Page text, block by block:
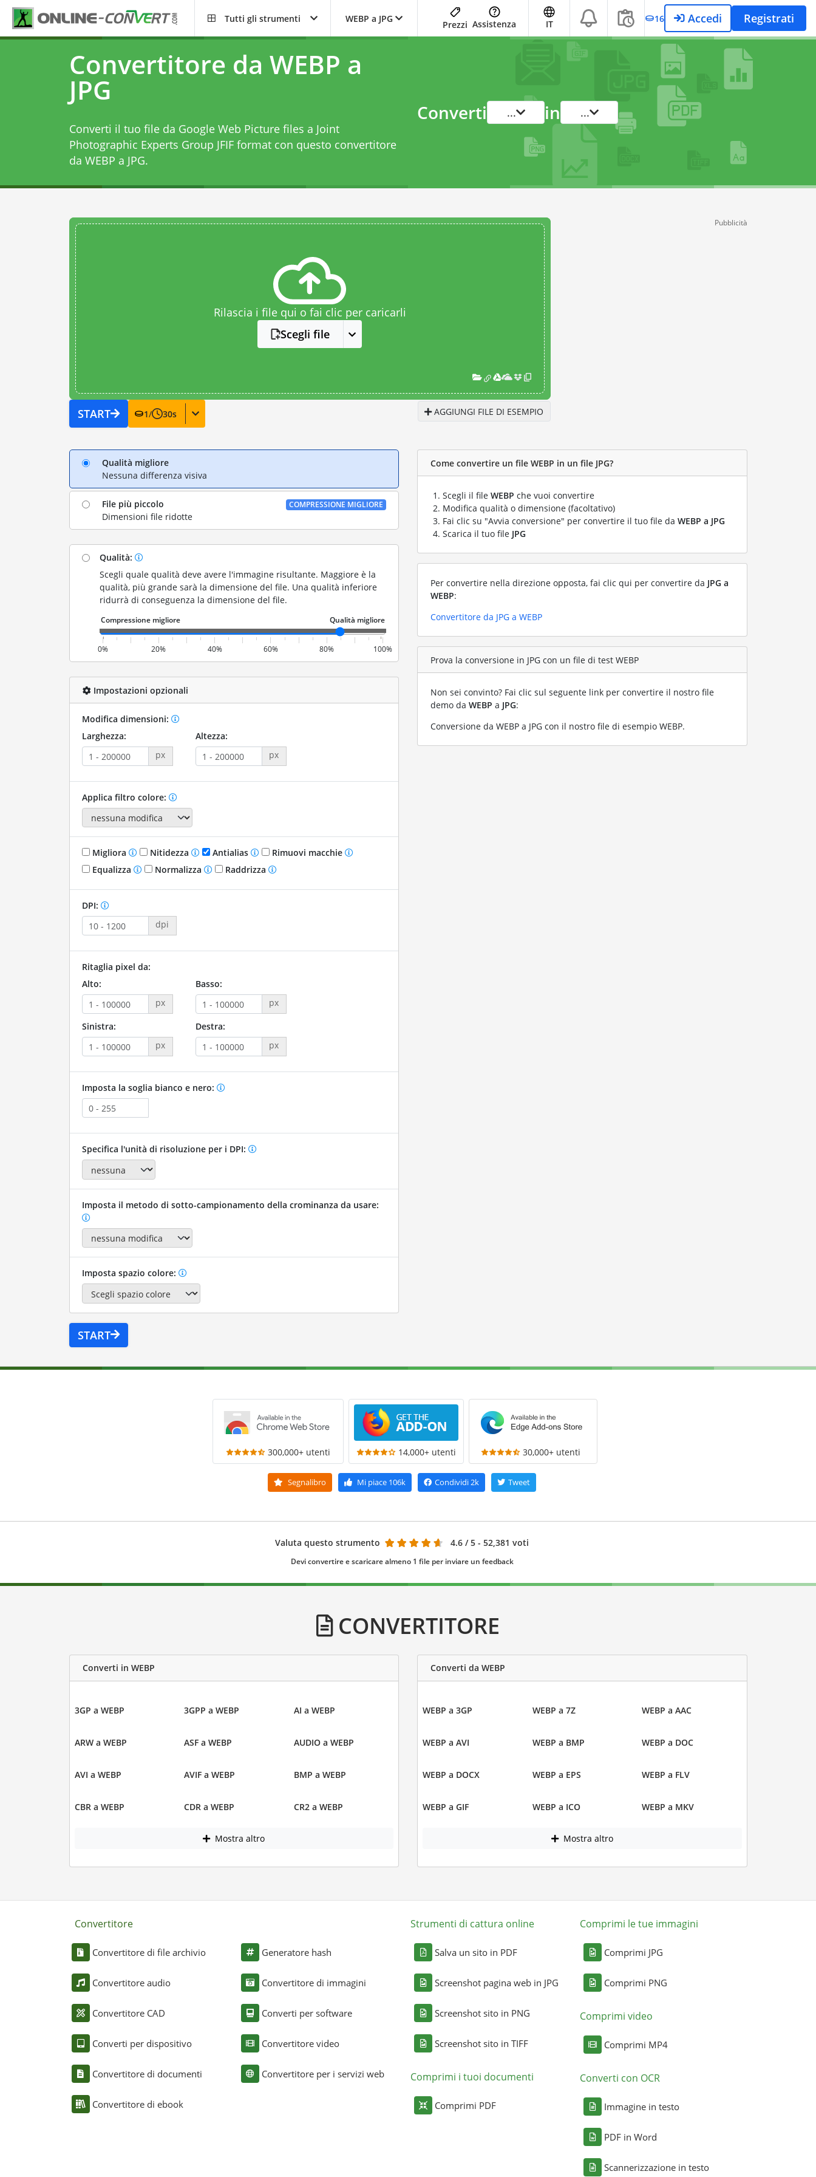
Tutti gli strumenti WEBP a JPG
Prezzi Assistenza IT 16 Accedi Registrati
Convertitore da WEBP a
JPG
Converti il tuo file da Google Web Picture files a Joint
Photographic Experts Group JFIF format con questo convertitore
da WEBP a JPG.
Converti ... in ...
Rilascia i file qui o fai clic per caricarli
Scegli file
START 1/ 30s AGGIUNGI FILE DI ESEMPIO
Pubblicità
Qualità migliore
Nessuna differenza visiva
File più piccolo
Dimensioni file ridotte
COMPRESSIONE MIGLIORE
Qualità:
Scegli quale qualità deve avere l'immagine risultante. Maggiore è la
qualità, più grande sarà la dimensione del file. Una qualità inferiore
ridurrà di conseguenza la dimensione del file.
0% 20% 40% 60% 80% 100%
Impostazioni opzionali
Modifica dimensioni:
Larghezza:
px
Altezza:
px
Applica filtro colore:
Migliora Nitidezza Antialias
Rimuovi macchie
Equalizza
Normalizza Raddrizza
DPI:
dpi
Ritaglia pixel da:
Alto:
px
Basso:
px
Sinistra:
px
Destra:
px
Imposta la soglia bianco e nero:
Specifica l'unità di risoluzione per i DPI:
Imposta il metodo di sotto-campionamento della crominanza da usare:
Imposta spazio colore:
START
Come convertire un file WEBP in un file JPG?
Scegli il file WEBP che vuoi convertire
Modifica qualità o dimensione (facoltativo)
Fai clic su "Avvia conversione" per convertire il tuo file da WEBP a JPG
Scarica il tuo file JPG
Per convertire nella direzione opposta, fai clic qui per convertire da JPG a
WEBP:
Convertitore da JPG a WEBP
Prova la conversione in JPG con un file di test WEBP
Non sei convinto? Fai clic sul seguente link per convertire il nostro file
demo da WEBP a JPG:
Conversione da WEBP a JPG con il nostro file di esempio WEBP.
300,000+ utenti 14,000+ utenti 30,000+ utenti
Segnalibro Mi piace 106k Condividi2k Tweet
Valuta questo strumento 4.6 / 5 - 52,381 voti
Devi convertire e scaricare almeno 1 file per inviare un feedback
CONVERTITORE
Converti in WEBP
3GP a WEBP 3GPP a WEBP AI a WEBP
ARW a WEBP ASF a WEBP AUDIO a WEBP
AVI a WEBP AVIF a WEBP BMP a WEBP
CBR a WEBP CDR a WEBP CR2 a WEBP
Mostra altro
Converti da WEBP
WEBP a 3GP WEBP a 7Z WEBP a AAC
WEBP a AVI WEBP a BMP WEBP a DOC
WEBP a DOCX WEBP a EPS WEBP a FLV
WEBP a GIF WEBP a ICO WEBP a MKV
Mostra altro
Convertitore
Convertitore di file archivio
Convertitore audio
Convertitore CAD
Converti per dispositivo
Convertitore di documenti
Convertitore di ebook
Generatore hash
Convertitore di immagini
Converti per software
Convertitore video
Convertitore per i servizi web
Strumenti di cattura online
Salva un sito in PDF
Screenshot pagina web in JPG
Screenshot sito in PNG
Screenshot sito in TIFF
Comprimi i tuoi documenti
Comprimi PDF
Comprimi le tue immagini
Comprimi JPG
Comprimi PNG
Comprimi video
Comprimi MP4
Converti con OCR
Immagine in testo
PDF in Word
Scannerizzazione in testo